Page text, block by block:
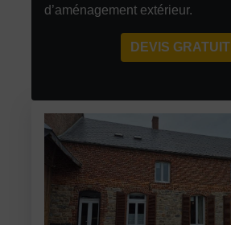
d’aménagement extérieur.
DEVIS GRATUIT